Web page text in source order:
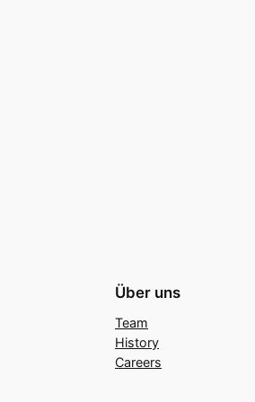
Über uns
Team
History
Careers